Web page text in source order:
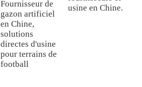
Fournisseur de
gazon artificiel
en Chine,
solutions
directes d'usine
pour terrains de
football
usine en Chine.